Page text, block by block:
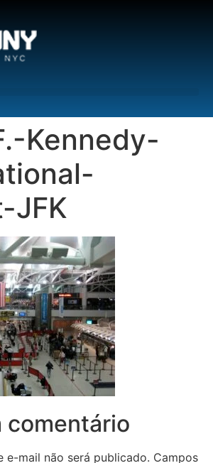
Kennedy-
JFK
comentário
e-mail não será publicado. Campos